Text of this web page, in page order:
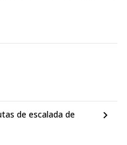
minutos hasta el tren
ofrece bonitas vistas.
Aeri Montserrat.
a Montserrat.
sale de la estación Sants.
de escalada de